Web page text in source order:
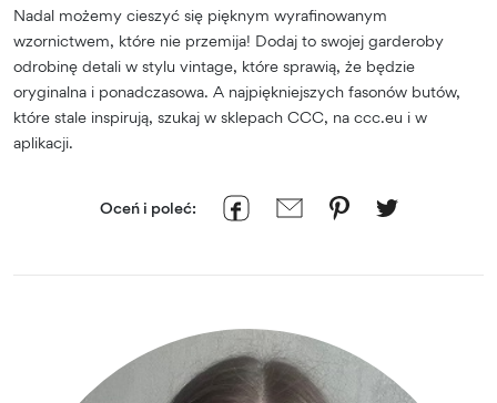
Nadal możemy cieszyć się pięknym wyrafinowanym
wzornictwem, które nie przemija! Dodaj to swojej garderoby
odrobinę detali w stylu vintage, które sprawią, że będzie
oryginalna i ponadczasowa. A najpiękniejszych fasonów butów,
które stale inspirują, szukaj w sklepach CCC, na ccc.eu i w
aplikacji.
Oceń i poleć: